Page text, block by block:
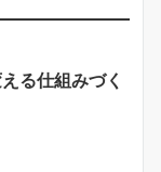
る仕組みづく